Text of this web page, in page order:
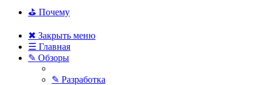
⛳ Почему
✖ Закрыть меню
☰ Главная
✎ Обзоры
✎ Разработка